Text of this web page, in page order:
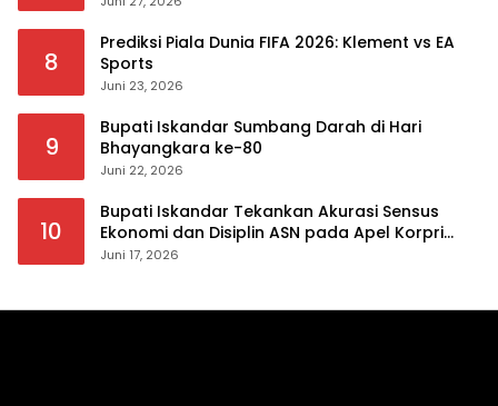
8
Prediksi Piala Dunia FIFA 2026: Klement vs EA
Sports
Juni 23, 2026
9
Bupati Iskandar Sumbang Darah di Hari
Bhayangkara ke-80
Juni 22, 2026
10
Bupati Iskandar Tekankan Akurasi Sensus
Ekonomi dan Disiplin ASN pada Apel Korpri
Pemkab Bolsel
Juni 17, 2026